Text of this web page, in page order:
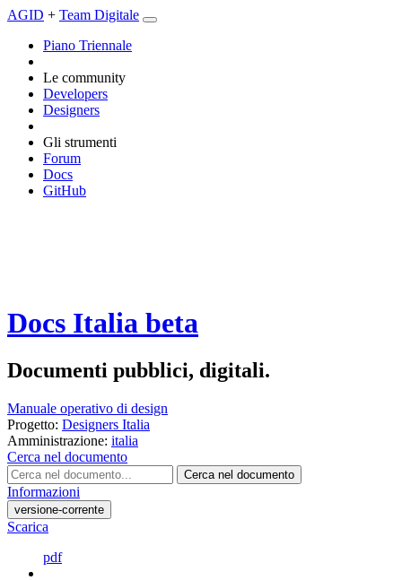
AGID + Team Digitale
Piano Triennale
Le community
Developers
Designers
Gli strumenti
Forum
Docs
GitHub
Docs Italia beta
Documenti pubblici, digitali.
Manuale operativo di design
Progetto: Designers Italia
Amministrazione: italia
Cerca nel documento
Cerca nel documento
Informazioni
versione-corrente
Scarica
pdf